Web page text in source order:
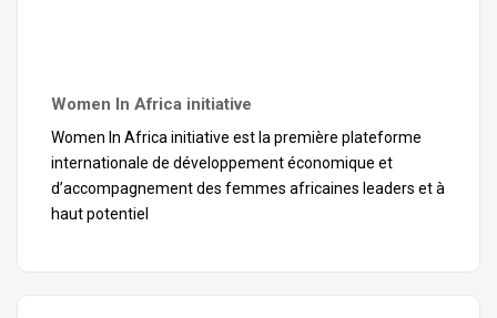
Women In Africa initiative
Women In Africa initiative est la première plateforme
internationale de développement économique et
d’accompagnement des femmes africaines leaders et à
haut potentiel